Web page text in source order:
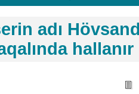
adı
hallanır